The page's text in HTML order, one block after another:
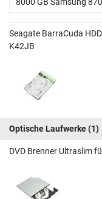
8000 GB Samsung
Seagate BarraCuda
K42JB
Optische Laufwerke(1)
DVD Brenner Ultraslim